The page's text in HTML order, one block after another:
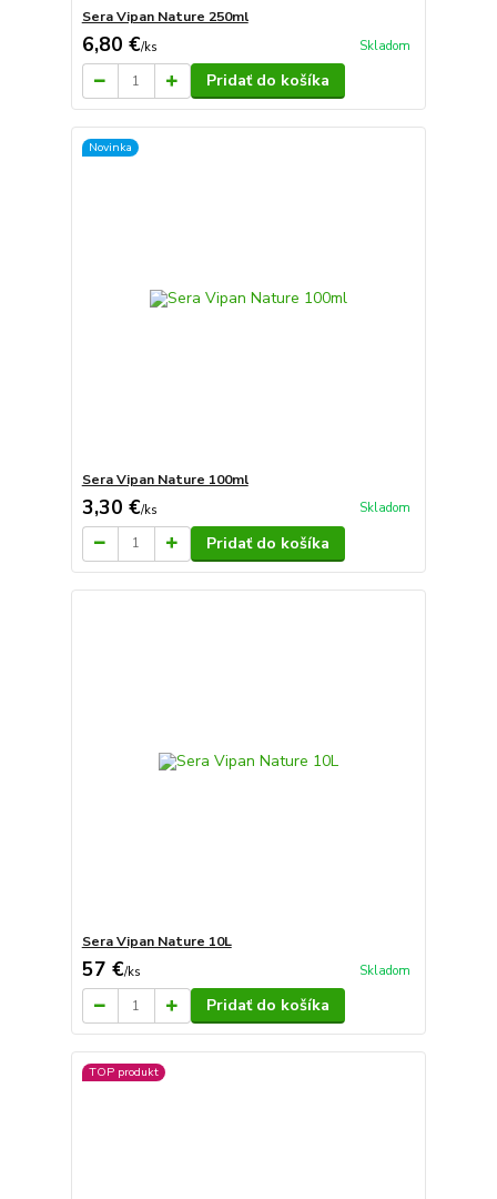
Sera Vipan Nature 250ml
6,80 €/ks Skladom
Pridať do košíka
Novinka
Sera Vipan Nature 100ml
3,30 €/ks Skladom
Pridať do košíka
Sera Vipan Nature 10L
57 €/ks Skladom
Pridať do košíka
TOP produkt